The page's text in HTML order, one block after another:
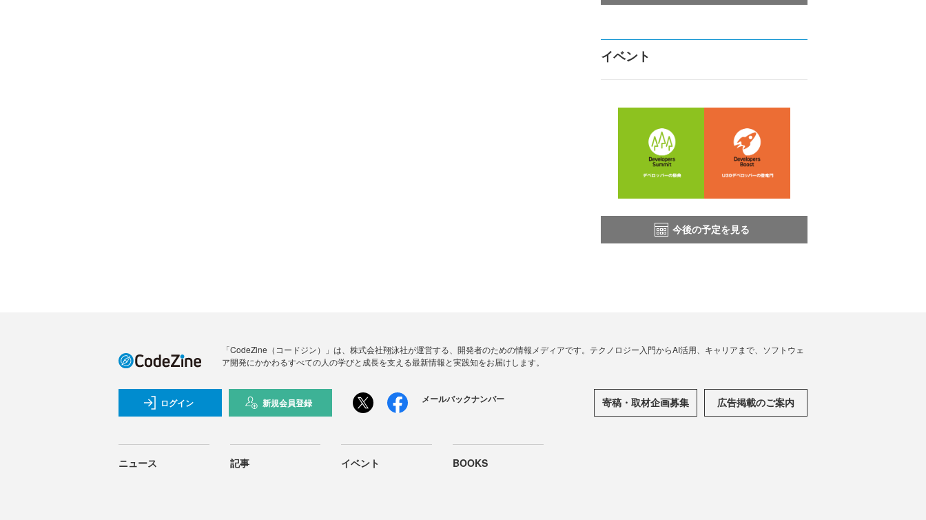
イベント
今後の予定を見る
「CodeZine（コードジン）」は、株式会社翔泳社が運営する、開発者のための情報メディアです。テクノロジー入門からAI活用、キャリアまで、ソフトウェ
ア開発にかかわるすべての人の学びと成長を支える最新情報と実践知をお届けします。
ログイン 新規会員登録 メールバックナンバー 寄稿・取材企画募集 広告掲載のご案内
ニュース 記事 イベント BOOKS